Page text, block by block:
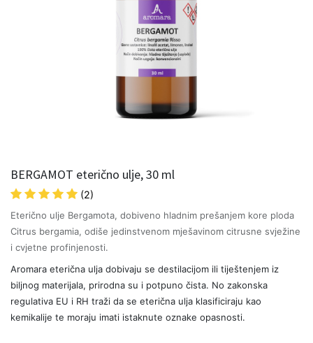
BERGAMOT eterično ulje, 30 ml
(2)
Eterično ulje Bergamota, dobiveno hladnim prešanjem kore ploda
Citrus bergamia, odiše jedinstvenom mješavinom citrusne svježine
i cvjetne profinjenosti.
Aromara eterična ulja dobivaju se destilacijom ili tiještenjem iz
biljnog materijala, prirodna su i potpuno čista. No zakonska
regulativa EU i RH traži da se eterična ulja klasificiraju kao
kemikalije te moraju imati istaknute oznake opasnosti.